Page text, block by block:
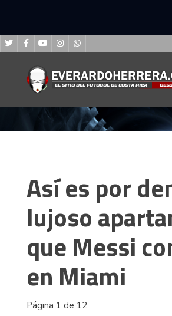
Así es por
lujoso
que Messi
en Miami
Página 1 de 12